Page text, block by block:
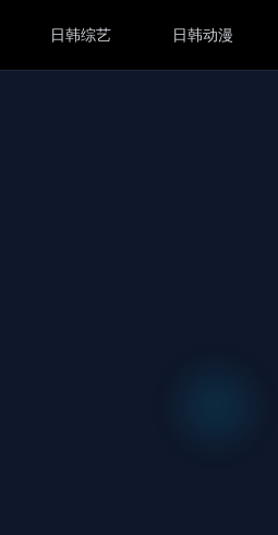
日韩综艺 日韩动漫